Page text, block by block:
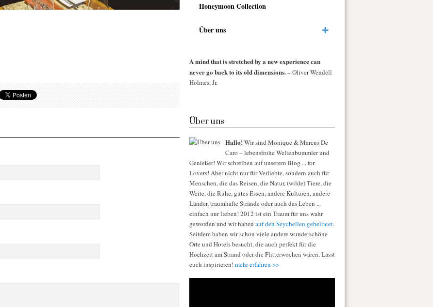
Honeymoon Collection
Über uns
A mind that is stretched by a new experience can
never go back to its old dimensions.– Oliver Wendell
Holmes, Jr.
Über uns
Hallo!Wir sind Monique & Marcus De
Caro – lebensfrohe Weltenbummler und
Genießer! Wir schreiben auf unserem Blog ... for
Lovers! Aber nicht nur für Verliebte, sondern auch für
Menschen, die das Reisen, die Natur, (wilde) Tiere, die
Weite, die Ruhe, gutes Essen, andere Kulturen, andere
Länder, traumhafte Strände oder auch das Leben ...
einfach nur lieben! 2012 ist ein Traum für uns wahr
geworden und wir haben auf den Seychellen geheiratet.
Seitdem haben wir schon viele andere wunderschöne
Orte und Hotels besucht, die auch perfekt für die
Hochzeit am Strand oder die Flitterwochen wären. Lasst
euch inspirieren! mehr erfahren >>